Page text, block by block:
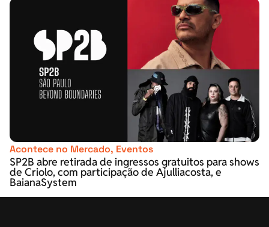
Acontece no Mercado, Eventos
SP2B abre retirada de ingressos gratuitos para shows
de Criolo, com participação de Ajulliacosta, e
BaianaSystem